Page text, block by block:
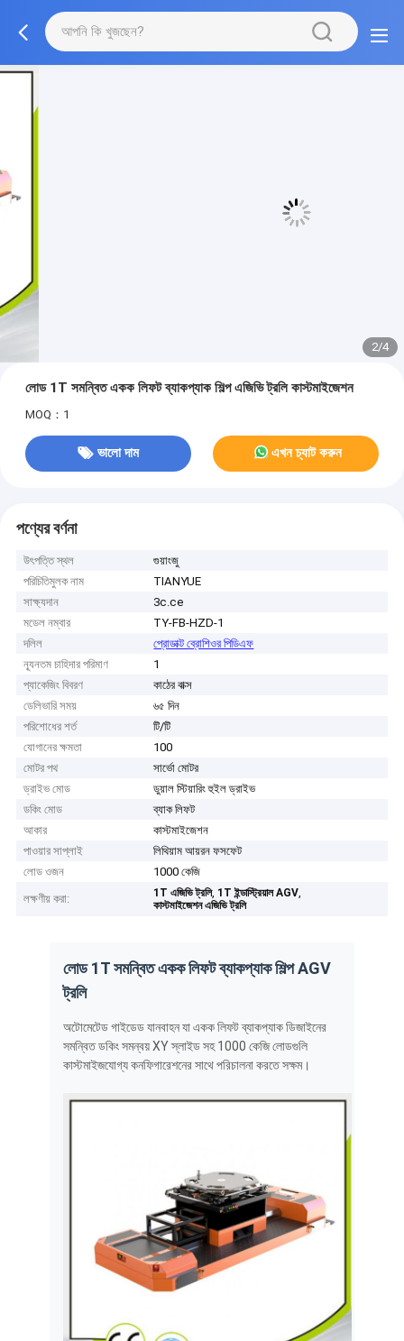
3/4
লোড 1T সমন্বিত একক লিফট ব্যাকপ্যাক শিল্প এজিভি ট্রলি কাস্টমাইজেশন
MOQ：1
ভালো দাম এখন চ্যাট করুন
পণ্যের বর্ণনা
উৎপত্তি স্থল
গুয়াংজু
পরিচিতিমুলক নাম
TIANYUE
সাক্ষ্যদান
3c.ce
মডেল নম্বার
TY-FB-HZD-1
দলিল
প্রোডাক্ট ব্রোশিওর পিডিএফ
ন্যূনতম চাহিদার পরিমাণ
1
প্যাকেজিং বিবরণ
কাঠের বাক্স
ডেলিভারি সময়
৬৫ দিন
পরিশোধের শর্ত
টি/টি
যোগানের ক্ষমতা
100
মোটর পথ
সার্ভো মোটর
ড্রাইভ মোড
ডুয়াল স্টিয়ারিং হুইল ড্রাইভ
ডকিং মোড
ব্যাক লিফট
আকার
কাস্টমাইজেশন
পাওয়ার সাপ্লাই
লিথিয়াম আয়রন ফসফেট
লোড ওজন
1000 কেজি
লক্ষণীয় করা:
1T এজিভি ট্রলি, 1T ইন্ডাস্ট্রিয়াল AGV,
কাস্টমাইজেশন এজিভি ট্রলি
লোড 1T সমন্বিত একক লিফট ব্যাকপ্যাক শিল্প AGV
ট্রলি
অটোমেটেড গাইডেড যানবাহন যা একক লিফট ব্যাকপ্যাক ডিজাইনের
সমন্বিত ডকিং সমন্বয় XY স্লাইড সহ 1000 কেজি লোডগুলি
কাস্টমাইজযোগ্য কনফিগারেশনের সাথে পরিচালনা করতে সক্ষম।